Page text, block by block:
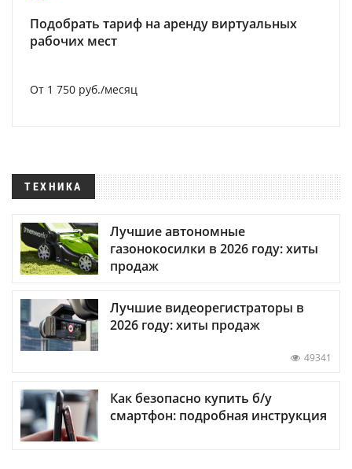
Подобрать тариф на аренду виртуальных
рабочих мест
От 1 750 руб./месяц
ТЕХНИКА
Лучшие автономные
газонокосилки в 2026 году: хиты
продаж
Лучшие видеорегистраторы в
2026 году: хиты продаж
49341
Как безопасно купить б/у
смартфон: подробная инструкция